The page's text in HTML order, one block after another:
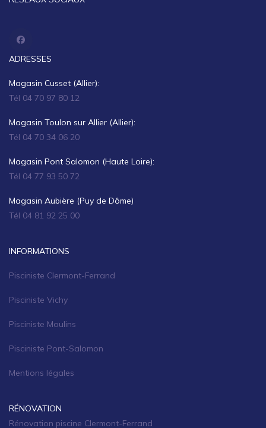
ADRESSES
Magasin Cusset (Allier):
Tél 04 70 97 80 12
Magasin Toulon sur Allier (Allier):
Tél 04 70 34 06 20
Magasin Pont Salomon (Haute Loire):
Tél 04 77 93 50 72
Magasin Aubière (Puy de Dôme)
Tél 04 81 92 25 00
INFORMATIONS
Pisciniste Clermont-Ferrand
Pisciniste Vichy
Pisciniste Moulins
Pisciniste Pont-Salomon
Mentions légales
RÉNOVATION
Rénovation piscine Clermont-Ferrand